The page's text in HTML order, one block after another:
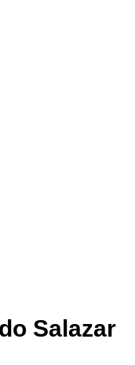
Salazar